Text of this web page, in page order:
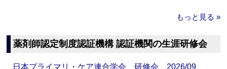
もっと見る »
薬剤師認定制度認証機構 認証機関の生涯研修会
日本プライマリ・ケア連合学会 研修会 2026/09